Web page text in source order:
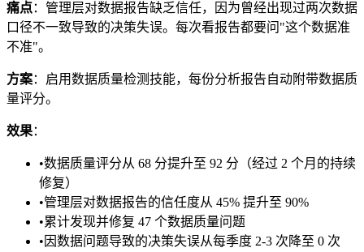
痛点：管理层对数据报告缺乏信任，因为曾经出现过两次数据
口径不一致导致的决策失误。每次看报告都要问"这个数据准
不准"。
方案：启用数据质量检测技能，每份分析报告自动附带数据质
量评分。
效果：
•数据质量评分从 68 分提升至 92 分（经过 2 个月的持续
修复）
•管理层对数据报告的信任度从 45% 提升至 90%
•累计发现并修复 47 个数据质量问题
• 因数据问题导致的决策失误从每季度 2-3 次降至 0 次